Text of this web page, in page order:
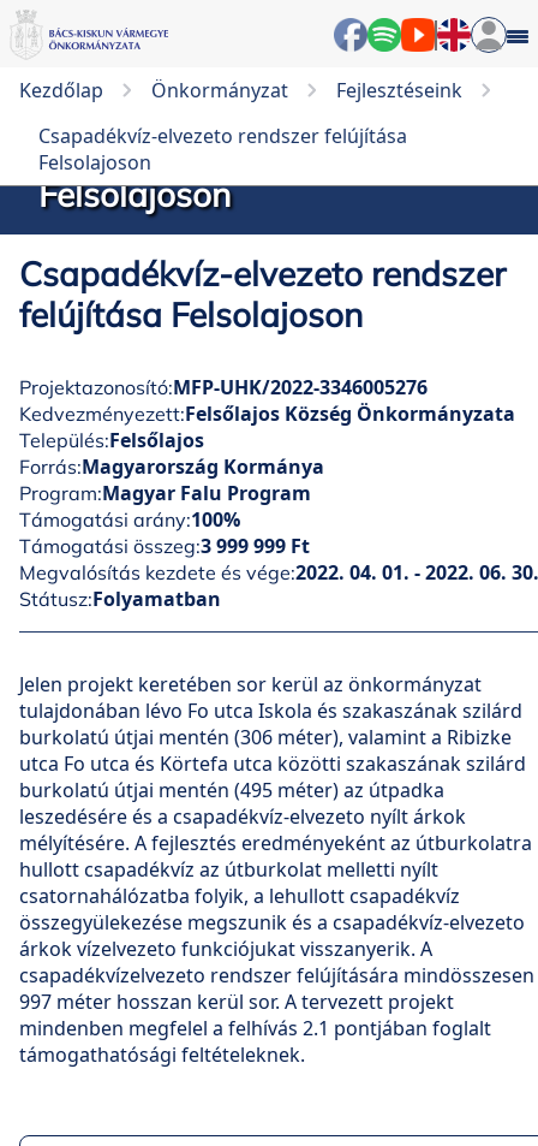
Kezdőlap Önkormányzat
Fejlesztéseink
Csapadékvíz-elvezeto rendszer felújítása
Felsolajoson
Csapadékvíz-elvezeto
rendszer felújítása
Felsolajoson
Csapadékvíz-elvezeto rendszer
felújítása Felsolajoson
Projektazonosító:MFP-UHK/2022-3346005276
Kedvezményezett:Felsőlajos Község Önkormányzata
Település:Felsőlajos
Forrás:Magyarország Kormánya
Program:Magyar Falu Program
Támogatási arány:100%
Támogatási összeg:3 999 999 Ft
Megvalósítás kezdete és vége:2022. 04. 01. - 2022. 06. 30.
Státusz:Folyamatban
Jelen projekt keretében sor kerül az önkormányzat
tulajdonában lévo Fo utca Iskola és szakaszának szilárd
burkolatú útjai mentén (306 méter), valamint a Ribizke
utca Fo utca és Körtefa utca közötti szakaszának szilárd
burkolatú útjai mentén (495 méter) az útpadka
leszedésére és a csapadékvíz-elvezeto nyílt árkok
mélyítésére. A fejlesztés eredményeként az útburkolatra
hullott csapadékvíz az útburkolat melletti nyílt
csatornahálózatba folyik, a lehullott csapadékvíz
összegyülekezése megszunik és a csapadékvíz-elvezeto
árkok vízelvezeto funkciójukat visszanyerik. A
csapadékvízelvezeto rendszer felújítására mindösszesen
997 méter hosszan kerül sor. A tervezett projekt
mindenben megfelel a felhívás 2.1 pontjában foglalt
támogathatósági feltételeknek.